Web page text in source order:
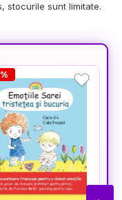
stocurile sunt limitate.